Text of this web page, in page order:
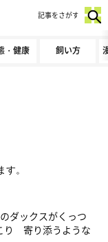
・健康 飼い方
記事をさがす
。
ダックスがくっつ
り 寄り添うような